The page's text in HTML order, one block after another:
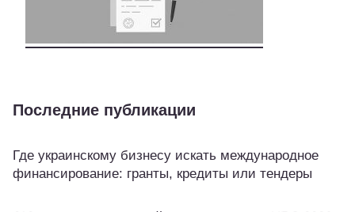
Последние публикации
Где украинскому бизнесу искать международное
финансирование: гранты, кредиты или тендеры